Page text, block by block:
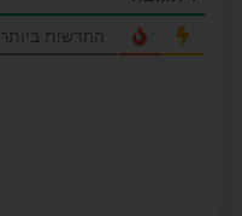
החדשות ביותר